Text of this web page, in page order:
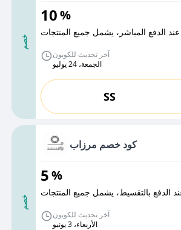
خصم
10%
عند الدفع المباشر، يشمل جميع المنتجات
آخر تحديث للكوبون
الجمعة، 24 يوليو
SS
خصم
كود خصم مرزاب
5%
الدفع بالتقسيط، يشمل جميع المنتجات
آخر تحديث للكوبون
الأربعاء، 3 يونيو